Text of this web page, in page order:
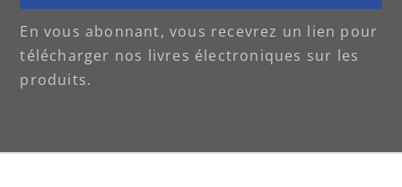
En vous abonnant, vous recevrez un lien pour
télécharger nos livres électroniques sur les
produits.